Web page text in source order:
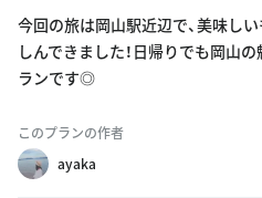
今回の旅は岡山駅近辺で、美味し
しんできました！日帰りでも岡山
ランです◎
このプランの作者
ayaka